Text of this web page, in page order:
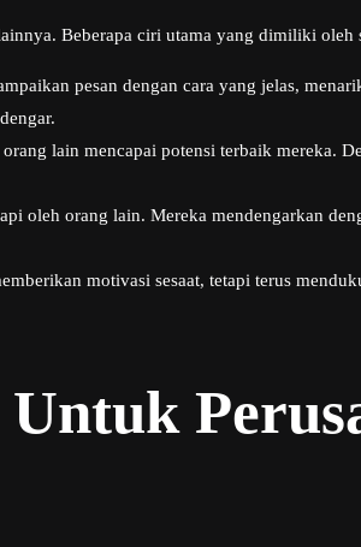
Beberapa ciri utama yang dimiliki oleh
pesan dengan cara yang jelas,
lain mencapai potensi terbaik mereka.
oleh orang lain. Mereka mendengarkan
motivasi sesaat, tetapi terus